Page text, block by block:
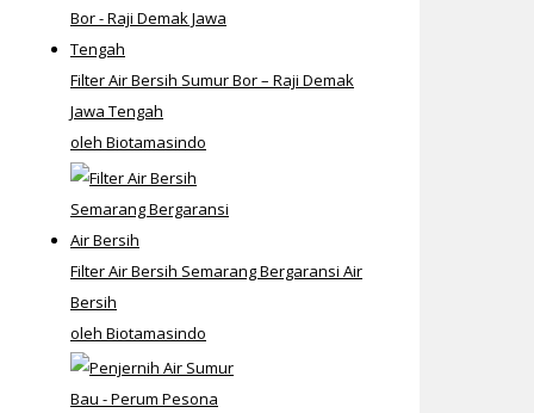
Filter Air Bersih Sumur Bor – Raji Demak
Jawa Tengah
oleh Biotamasindo
Filter Air Bersih Semarang Bergaransi Air
Bersih
oleh Biotamasindo